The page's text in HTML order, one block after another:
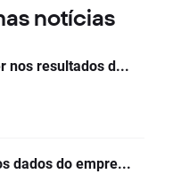
notícias
nos resultados d...
dados do empre...